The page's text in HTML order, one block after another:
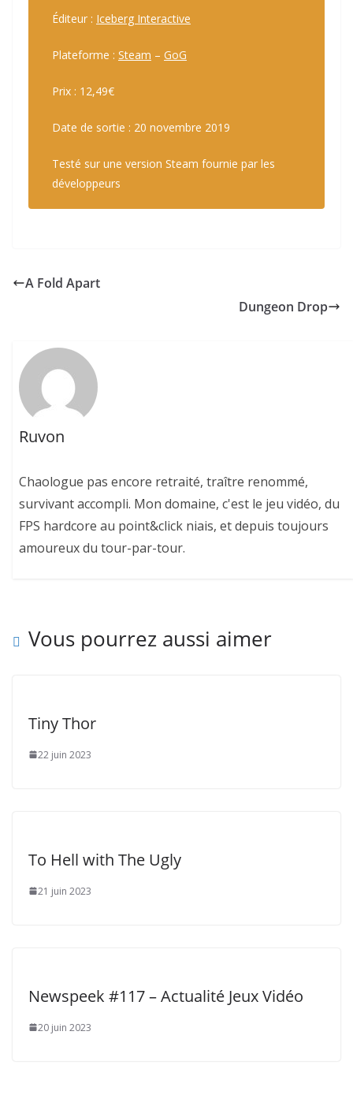
Éditeur : Iceberg Interactive
Plateforme : Steam – GoG
Prix : 12,49€
Date de sortie : 20 novembre 2019
Testé sur une version Steam fournie par les
développeurs
A Fold Apart
Dungeon Drop
Ruvon
Chaologue pas encore retraité, traître renommé,
survivant accompli. Mon domaine, c'est le jeu vidéo, du
FPS hardcore au point&click niais, et depuis toujours
amoureux du tour-par-tour.
Vous pourrez aussi aimer
Tiny Thor
22 juin 2023
To Hell with The Ugly
21 juin 2023
Newspeek #117 – Actualité Jeux Vidéo
20 juin 2023